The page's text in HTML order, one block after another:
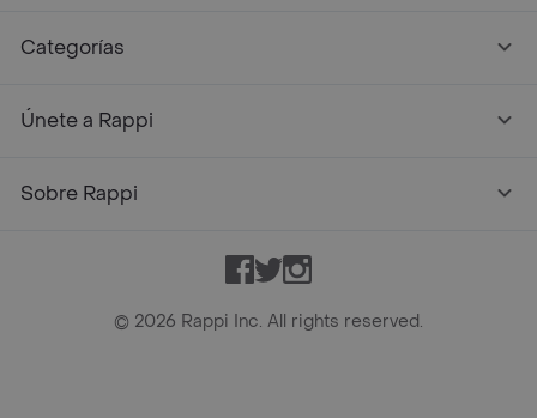
Categorías
Únete a Rappi
Sobre Rappi
Facebook
TwitterInstagram
© 2026 Rappi Inc. All rights reserved.